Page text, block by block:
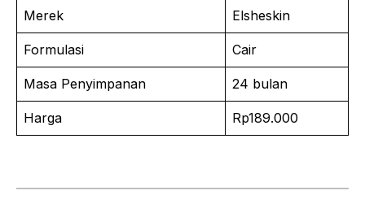
Merek Elsheskin
Formulasi Cair
Masa Penyimpanan 24 bulan
Harga Rp189.000